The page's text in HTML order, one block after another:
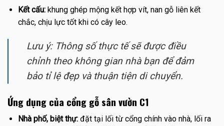
Kết cấu:khung ghép mộng kết hợp vít, nan gỗ liên kết
chắc, chịu lực tốt khi có cây leo.
Lưu ý: Thông số thực tế sẽ được điều
chỉnh theo không gian nhà bạn để đảm
bảo tỉ lệ đẹp và thuận tiện di chuyển.
Ứng dụng của cổng gỗ sân vườn C1
Nhà phố, biệt thự:đặt tại lối từ cổng chính vào nhà, lối ra